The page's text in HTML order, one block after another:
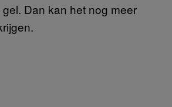
Dan kan het nog meer